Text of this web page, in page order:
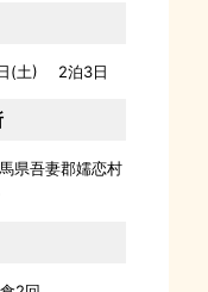
(土) 2泊3日
県吾妻郡嬬恋村